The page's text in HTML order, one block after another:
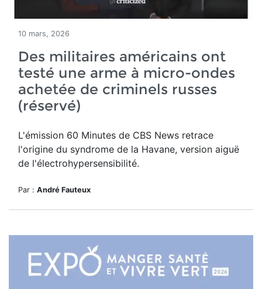
10 mars, 2026
Des militaires américains ont
testé une arme à micro-ondes
achetée de criminels russes
(réservé)
L'émission 60 Minutes de CBS News retrace
l'origine du syndrome de la Havane, version aiguë
de l'électrohypersensibilité.
Par : André Fauteux